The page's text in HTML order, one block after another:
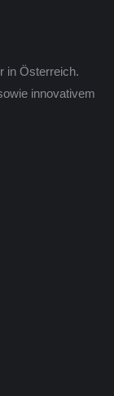
in Österreich.
innovativem